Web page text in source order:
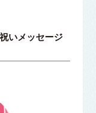
いメッセージ